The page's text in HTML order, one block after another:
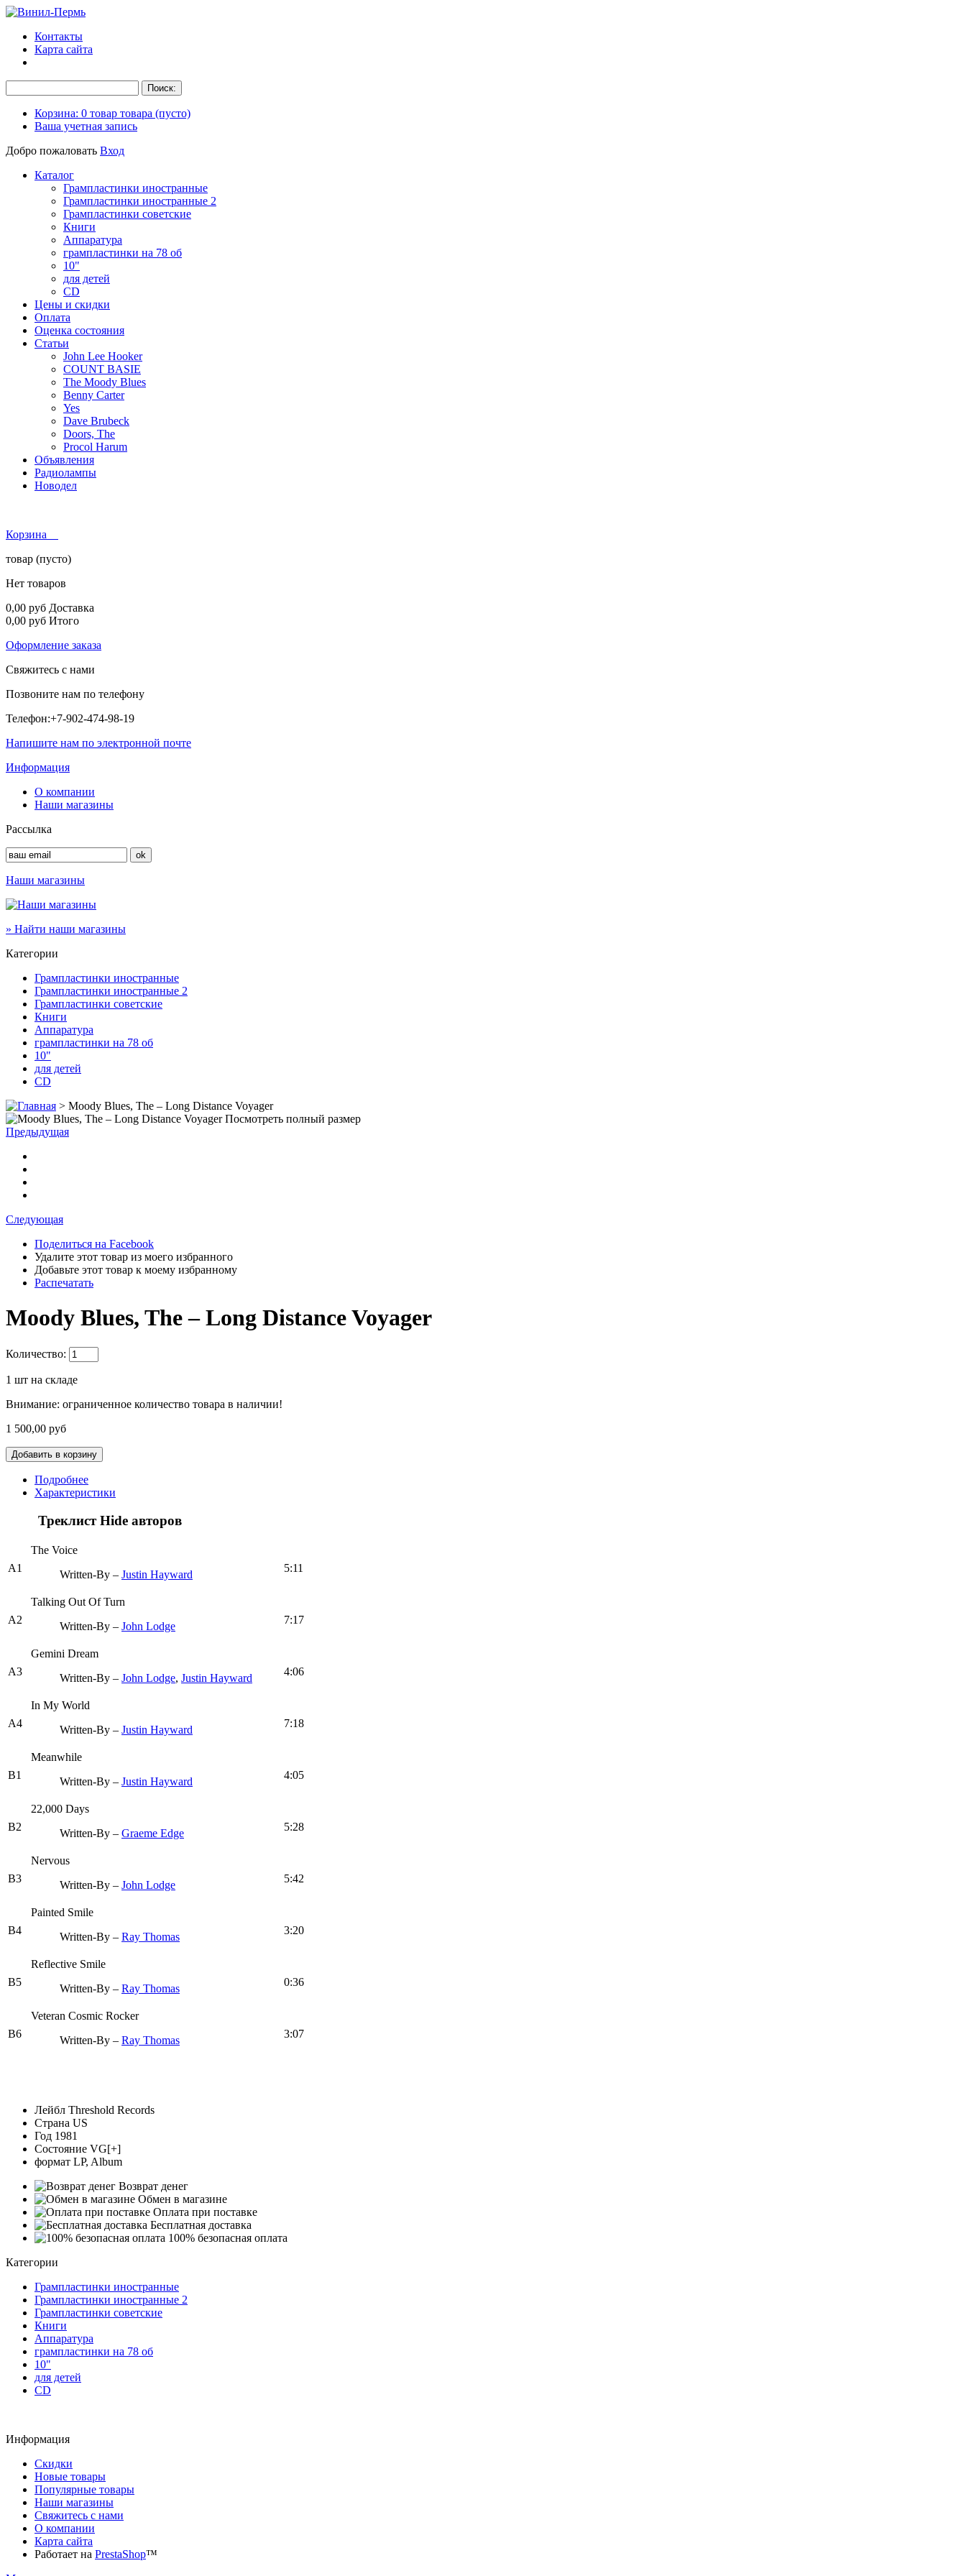
Контакты
Карта сайта
Корзина: 0 товар товара (пусто)
Ваша учетная запись
Добро пожаловать Вход
Каталог
Грампластинки иностранные
Грампластинки иностранные 2
Грампластинки советские
Книги
Аппаратура
грампластинки на 78 об
10"
для детей
CD
Цены и скидки
Оплата
Оценка состояния
Статьи
John Lee Hooker
COUNT BASIE
The Moody Blues
Benny Carter
Yes
Dave Brubeck
Doors, The
Procol Harum
Объявления
Радиолампы
Новодел
Корзина
товар (пусто)
Нет товаров
0,00 руб Доставка
0,00 руб Итого
Оформление заказа
Свяжитесь с нами
Позвоните нам по телефону
Телефон:+7-902-474-98-19
Напишите нам по электронной почте
Информация
О компании
Наши магазины
Рассылка
Наши магазины
» Найти наши магазины
Категории
Грампластинки иностранные
Грампластинки иностранные 2
Грампластинки советские
Книги
Аппаратура
грампластинки на 78 об
10"
для детей
CD
> Moody Blues, The – Long Distance Voyager
Посмотреть полный размер
Предыдущая
Следующая
Поделиться на Facebook
Удалите этот товар из моего избранного
Добавьте этот товар к моему избранному
Распечатать
Moody Blues, The – Long Distance Voyager
Количество:
1 шт на складе
Внимание: ограниченное количество товара в наличии!
1 500,00 руб
Подробнее
Характеристики
ТреклистHide авторов
A1
The Voice
Written-By – Justin Hayward
5:11
A2
Talking Out Of Turn
Written-By – John Lodge
7:17
A3
Gemini Dream
Written-By – John Lodge, Justin Hayward
4:06
A4
In My World
Written-By – Justin Hayward
7:18
B1
Meanwhile
Written-By – Justin Hayward
4:05
B2
22,000 Days
Written-By – Graeme Edge
5:28
B3
Nervous
Written-By – John Lodge
5:42
B4
Painted Smile
Written-By – Ray Thomas
3:20
B5
Reflective Smile
Written-By – Ray Thomas
0:36
B6
Veteran Cosmic Rocker
Written-By – Ray Thomas
3:07
Лейбл Threshold Records
Страна US
Год 1981
Состояние VG[+]
формат LP, Album
Возврат денег
Обмен в магазине
Оплата при поставке
Бесплатная доставка
100% безопасная оплата
Категории
Грампластинки иностранные
Грампластинки иностранные 2
Грампластинки советские
Книги
Аппаратура
грампластинки на 78 об
10"
для детей
CD
Информация
Скидки
Новые товары
Популярные товары
Наши магазины
Свяжитесь с нами
О компании
Карта сайта
Работает на PrestaShop™